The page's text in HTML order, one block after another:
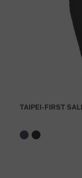
TAIPEI-FIRST